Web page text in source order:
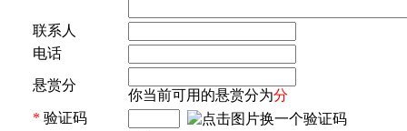
联系人
电话
悬赏分
你当前可用的悬赏分为分
* 验证码